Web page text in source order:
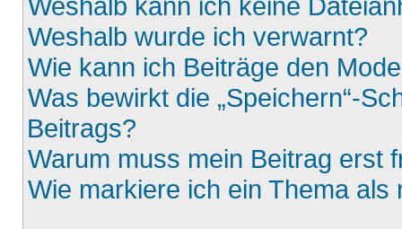
Weshalb wurde ich verwarnt?
Wie kann ich Beiträge den
Was bewirkt die „Speichern“-
Beitrags?
Warum muss mein Beitrag erst
Wie markiere ich ein Thema als